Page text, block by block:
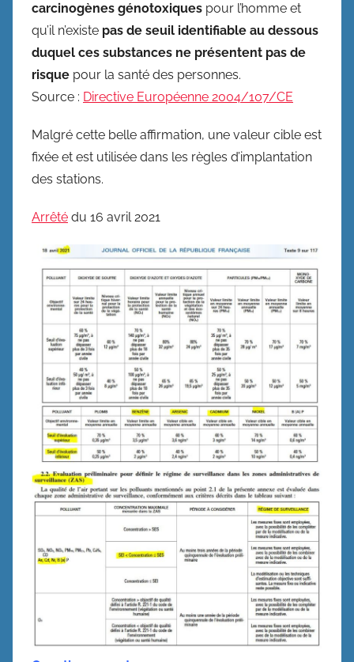
carcinogènes génotoxiques pour l’homme et
qu’il n’existe pas de seuil identifiable au dessous
duquel ces substances ne présentent pas de
risque pour la santé des personnes.
Source : Directive Européenne 2004/107/CE
Malgré cette belle affirmation, une valeur cible est
fixée et est utilisée dans les règles d’implantation
des stations.
Arrêté du 16 avril 2021